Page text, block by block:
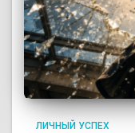
ЛИЧНЫЙ УСПЕХ